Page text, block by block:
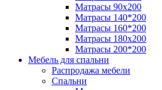
Матрасы 90x200
Матрасы 140*200
Матрасы 160*200
Матрасы 180x200
Матрасы 200*200
Мебель для спальни
Распродажа мебели
Спальни